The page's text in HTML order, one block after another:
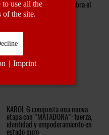
una colaboración que celebra el
amor sin reservas
KAROL G conquista una nueva
etapa con "MATADORA": fuerza,
identidad y empoderamiento en
estado puro
use all the
of the site.
| Imprint